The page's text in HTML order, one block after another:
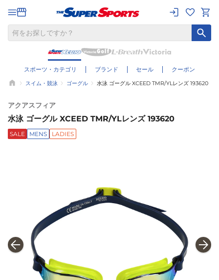
スポーツ・カテゴリ ブランド セール クーポン
スイム・競泳 ゴーグル 水泳 ゴーグル XCEED TMR/YLレンズ 193620
アクアスフィア
水泳 ゴーグル XCEED TMR/YLレンズ 193620
SALE MENS LADIES